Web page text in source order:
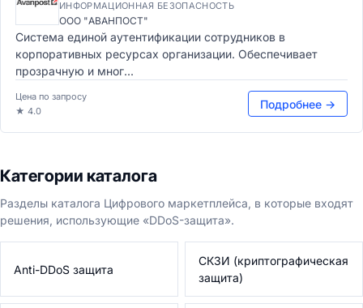
ИНФОРМАЦИОННАЯ БЕЗОПАСНОСТЬ
ООО "АВАНПОСТ"
Система единой аутентификации сотрудников в
корпоративных ресурсах организации. Обеспечивает
прозрачную и мног...
Цена по запросу
★ 4.0
Подробнее →
Категории каталога
Разделы каталога Цифрового маркетплейса, в которые входят
решения, использующие «DDoS-защита».
Anti-DDoS защита
СКЗИ (криптографическая
защита)